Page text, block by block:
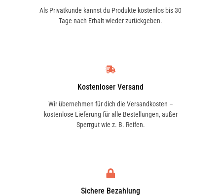
Als Privatkunde kannst du Produkte kostenlos bis 30
Tage nach Erhalt wieder zurückgeben.
Kostenloser Versand
Wir übernehmen für dich die Versandkosten –
kostenlose Lieferung für alle Bestellungen, außer
Sperrgut wie z. B. Reifen.
Sichere Bezahlung